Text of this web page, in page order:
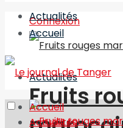
Connexion
Actualités
Fruits
Accueil
Actualités
Accueil
Actualités